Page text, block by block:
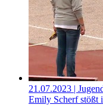
21.07.2023 |
Emily Scherf stößt